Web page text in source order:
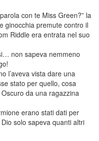
con te Miss Green?” la
ginocchia premute contro il
Riddle era entrata nel suo
non sapeva nemmeno
l’aveva vista dare una
stato per quello, cosa
da una ragazzina
erano stati dati per
solo sapeva quanti altri